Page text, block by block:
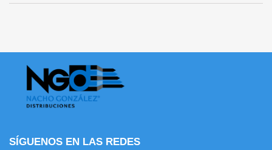
SÍGUENOS EN LAS REDES